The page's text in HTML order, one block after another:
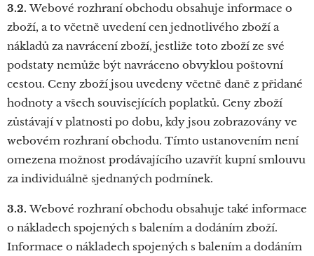
3.2.Webové rozhraní obchodu obsahuje informace o
zboží, a to včetně uvedení cen jednotlivého zboží a
nákladů za navrácení zboží, jestliže toto zboží ze své
podstaty nemůže být navráceno obvyklou poštovní
cestou. Ceny zboží jsou uvedeny včetně daně z přidané
hodnoty a všech souvisejících poplatků. Ceny zboží
zůstávají v platnosti po dobu, kdy jsou zobrazovány ve
webovém rozhraní obchodu. Tímto ustanovením není
omezena možnost prodávajícího uzavřít kupní smlouvu
za individuálně sjednaných podmínek.
3.3.Webové rozhraní obchodu obsahuje také informace
o nákladech spojených s balením a dodáním zboží.
Informace o nákladech spojených s balením a dodáním